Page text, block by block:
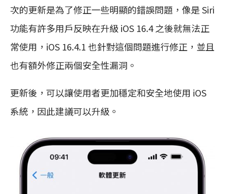
次的更新是為了修正一些明顯的錯誤問題，像是Siri
功能有許多用戶反映在升級 iOS 16.4之後就無法正
常使用， iOS 16.4.1也針對這個問題進行修正，並且
也有額外修正兩個安全性漏洞。
更新後，可以讓使用者更加穩定和安全地使用 iOS
系統，因此建議可以升級。